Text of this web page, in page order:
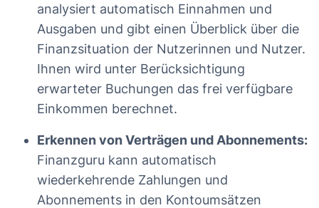
analysiert automatisch Einnahmen und
Ausgaben und gibt einen Überblick über die
Finanzsituation der Nutzerinnen und Nutzer.
Ihnen wird unter Berücksichtigung
erwarteter Buchungen das frei verfügbare
Einkommen berechnet.
Erkennen von Verträgen und Abonnements:
Finanzguru kann automatisch
wiederkehrende Zahlungen und
Abonnements in den Kontoumsätzen